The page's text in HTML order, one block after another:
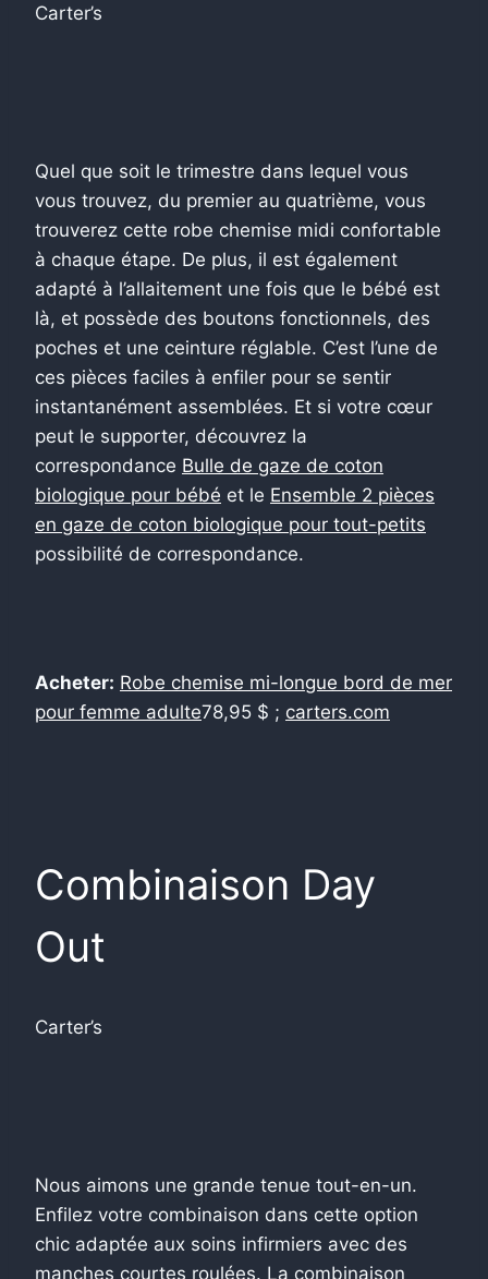
Carter’s
Quel que soit le trimestre dans lequel vous
vous trouvez, du premier au quatrième, vous
trouverez cette robe chemise midi confortable
à chaque étape. De plus, il est également
adapté à l’allaitement une fois que le bébé est
là, et possède des boutons fonctionnels, des
poches et une ceinture réglable. C’est l’une de
ces pièces faciles à enfiler pour se sentir
instantanément assemblées. Et si votre cœur
peut le supporter, découvrez la
correspondance Bulle de gaze de coton
biologique pour bébé et le Ensemble 2 pièces
en gaze de coton biologique pour tout-petits
possibilité de correspondance.
Acheter: Robe chemise mi-longue bord de mer
pour femme adulte78,95 $ ; carters.com
Combinaison Day
Out
Carter’s
Nous aimons une grande tenue tout-en-un.
Enfilez votre combinaison dans cette option
chic adaptée aux soins infirmiers avec des
manches courtes roulées. La combinaison